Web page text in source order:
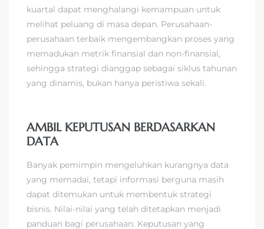
kuartal dapat menghalangi kemampuan untuk
melihat peluang di masa depan. Perusahaan-
perusahaan terbaik mengembangkan proses yang
memadukan metrik finansial dan non-finansial,
sehingga strategi dianggap sebagai siklus tahunan
yang dinamis, bukan hanya peristiwa sekali.
AMBIL KEPUTUSAN BERDASARKAN
DATA
Banyak pemimpin mengeluhkan kurangnya data
yang memadai, tetapi informasi berguna masih
dapat ditemukan untuk membentuk strategi
bisnis. Nilai-nilai yang telah ditetapkan menjadi
panduan bagi perusahaan. Keputusan yang